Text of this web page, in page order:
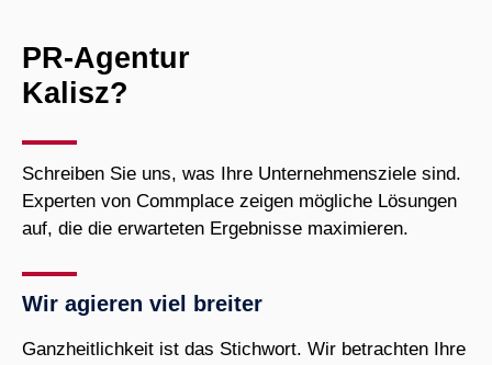
PR-Agentur
Kalisz?
Schreiben Sie uns, was Ihre Unternehmensziele sind.
Experten von Commplace zeigen mögliche Lösungen
auf, die die erwarteten Ergebnisse maximieren.
Wir agieren viel breiter
Ganzheitlichkeit ist das Stichwort. Wir betrachten Ihre